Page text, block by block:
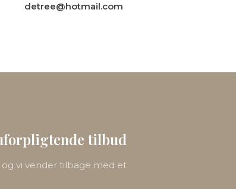
detree@hotmail.com
tilbud
vi vender tilbage med et